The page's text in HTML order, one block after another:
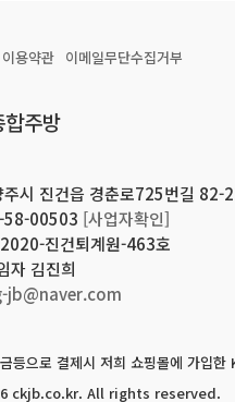
이용약관 이메일무단수집거부
주방
주시 진건읍 경춘로725번길 82-
58-00503 [사업자확인]
진건퇴계원-463호
자 김진희
jb@naver.com
등으로 결제시 저희 쇼핑몰에 가입
ckjb.co.kr. All rights reserved.